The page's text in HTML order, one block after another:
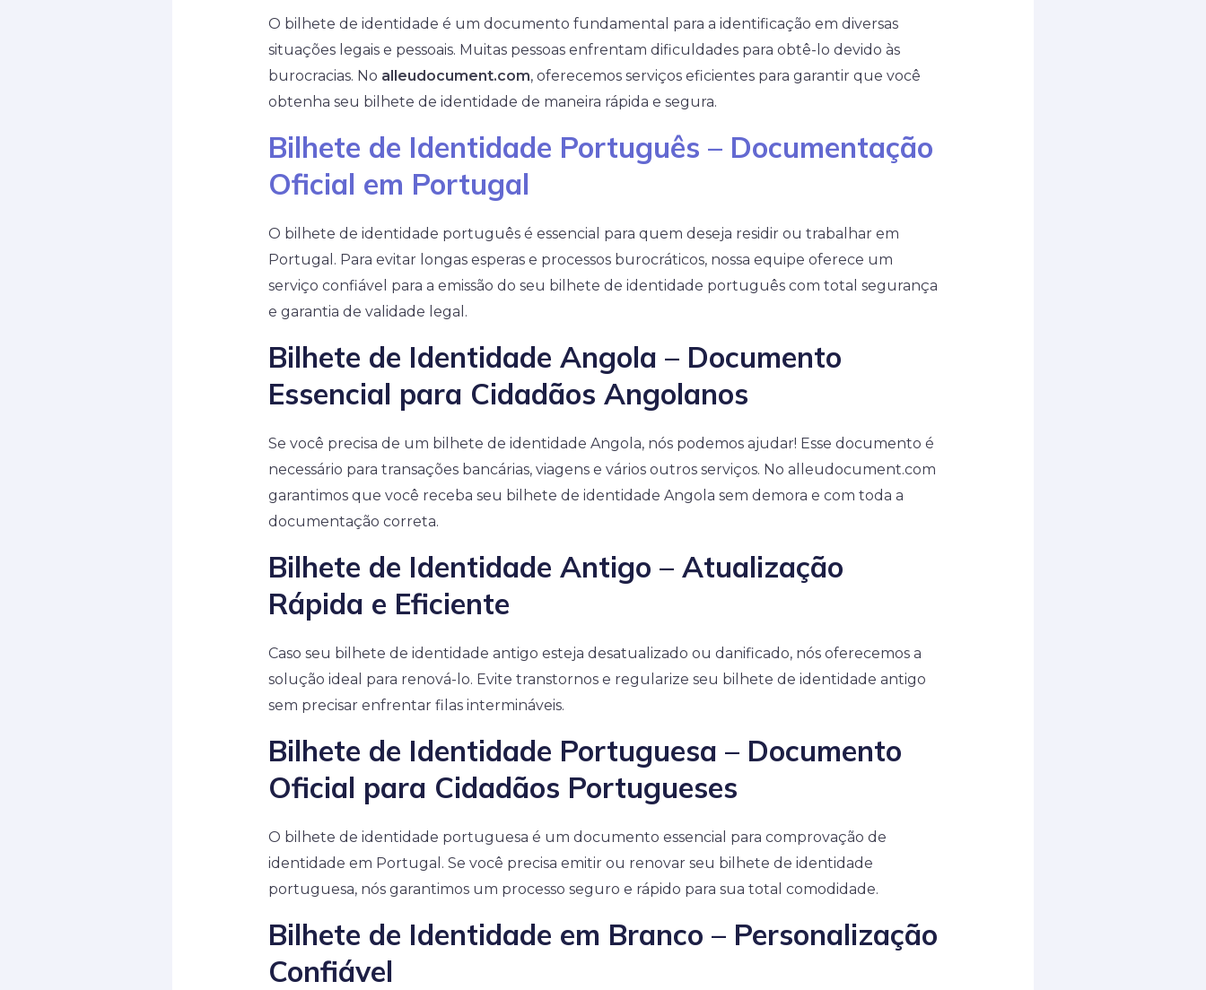
O bilhete de identidade é um documento fundamental para a identificação em diversas
situações legais e pessoais. Muitas pessoas enfrentam dificuldades para obtê-lo devido às
burocracias. No alleudocument.com, oferecemos serviços eficientes para garantir que você
obtenha seu bilhete de identidade de maneira rápida e segura.
Bilhete de Identidade Português – Documentação
Oficial em Portugal
O bilhete de identidade português é essencial para quem deseja residir ou trabalhar em
Portugal. Para evitar longas esperas e processos burocráticos, nossa equipe oferece um
serviço confiável para a emissão do seu bilhete de identidade português com total segurança
e garantia de validade legal.
Bilhete de Identidade Angola – Documento
Essencial para Cidadãos Angolanos
Se você precisa de um bilhete de identidade Angola, nós podemos ajudar! Esse documento é
necessário para transações bancárias, viagens e vários outros serviços. No alleudocument.com
garantimos que você receba seu bilhete de identidade Angola sem demora e com toda a
documentação correta.
Bilhete de Identidade Antigo – Atualização
Rápida e Eficiente
Caso seu bilhete de identidade antigo esteja desatualizado ou danificado, nós oferecemos a
solução ideal para renová-lo. Evite transtornos e regularize seu bilhete de identidade antigo
sem precisar enfrentar filas intermináveis.
Bilhete de Identidade Portuguesa – Documento
Oficial para Cidadãos Portugueses
O bilhete de identidade portuguesa é um documento essencial para comprovação de
identidade em Portugal. Se você precisa emitir ou renovar seu bilhete de identidade
portuguesa, nós garantimos um processo seguro e rápido para sua total comodidade.
Bilhete de Identidade em Branco – Personalização
Confiável